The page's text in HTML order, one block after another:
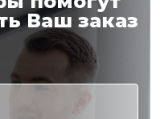
Ваш заказ